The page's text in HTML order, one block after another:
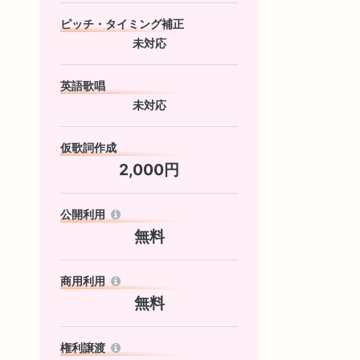
ピッチ・タイミング補正
未対応
英語歌唱
未対応
仮歌詞作成
2,000円
公開利用
無料
商用利用
無料
権利譲渡